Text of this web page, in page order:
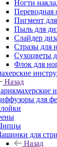
Ногти
Переводная
Пигмент
Пыль для
Слайдер
Стразы для
Сухоцветы
Флок для
Назад
для
для
Назад